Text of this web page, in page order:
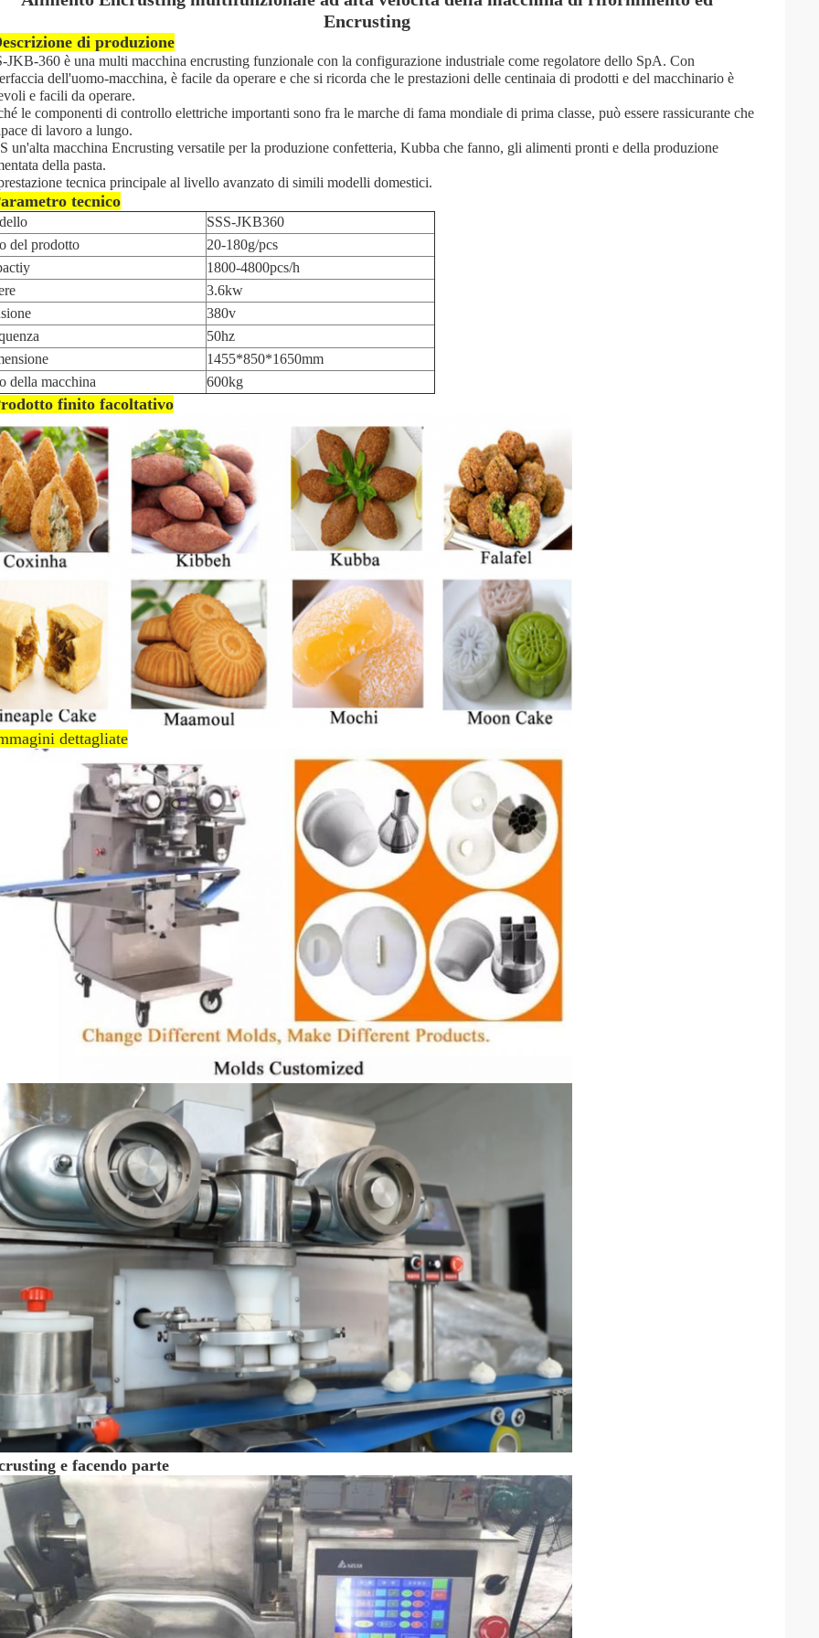
Encrusting
di produzione
JKB-360 è una multi macchina encrusting funzionale con la configurazione industriale come regolatore dello SpA. Con
dell'uomo-macchina, è facile da operare e che si ricorda che le prestazioni delle centinaia di prodotti e del macchinario è
e facili da operare.
le componenti di controllo elettriche importanti sono fra le marche di fama mondiale di prima classe, può essere rassicurante che
di lavoro a lungo.
un'alta macchina Encrusting versatile per la produzione confetteria, Kubba che fanno, gli alimenti pronti e della produzione
della pasta.
tecnica principale al livello avanzato di simili modelli domestici.
tecnico
SSS-JKB360
del prodotto
20-180g/pcs
1800-4800pcs/h
3.6kw
380v
50hz
1455*850*1650mm
della macchina
600kg
finito facoltativo
dettagliate
e facendo parte